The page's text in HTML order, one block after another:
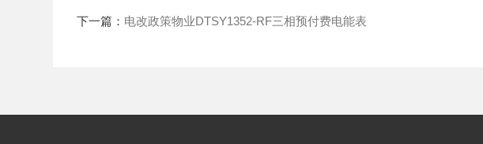
下一篇： 电改政策物业DTSY1352-RF三相预付费电能表